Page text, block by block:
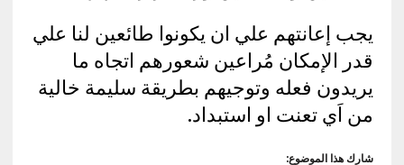
يجب إعانتهم علي ان يكونوا طائعين لنا علي
قدر الإمكان مُراعين شعورهم اتجاه ما
يريدون فعله وتوجيهم بطريقة سليمة خالية
من اَي تعنت او استبداد.
شارك هذا الموضوع: